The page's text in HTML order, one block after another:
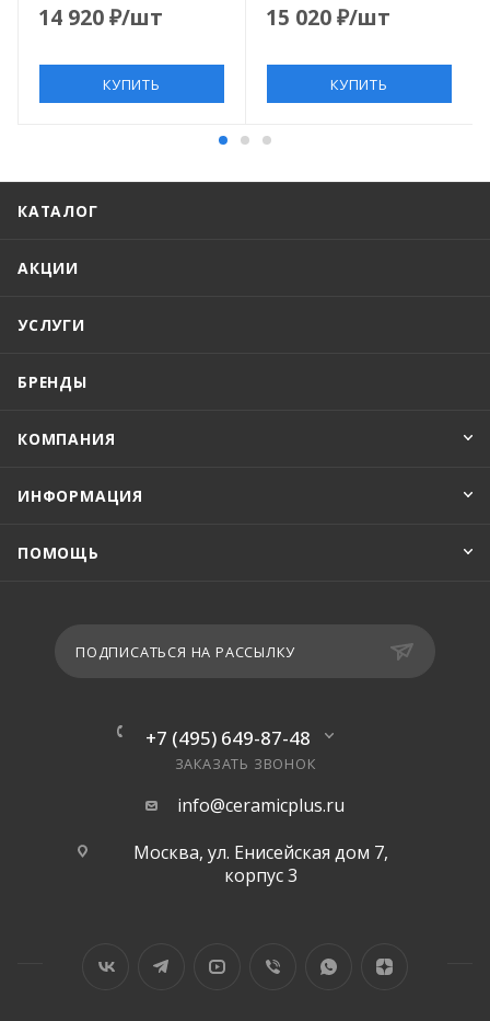
14 920₽/шт
КУПИТЬ
15 020₽/шт
КУПИТЬ
КАТАЛОГ
АКЦИИ
УСЛУГИ
БРЕНДЫ
КОМПАНИЯ
ИНФОРМАЦИЯ
ПОМОЩЬ
ПОДПИСАТЬСЯ НА РАССЫЛКУ
+7 (495) 649-87-48
ЗАКАЗАТЬ ЗВОНОК
info@ceramicplus.ru
Москва, ул. Енисейская дом 7,
корпус 3